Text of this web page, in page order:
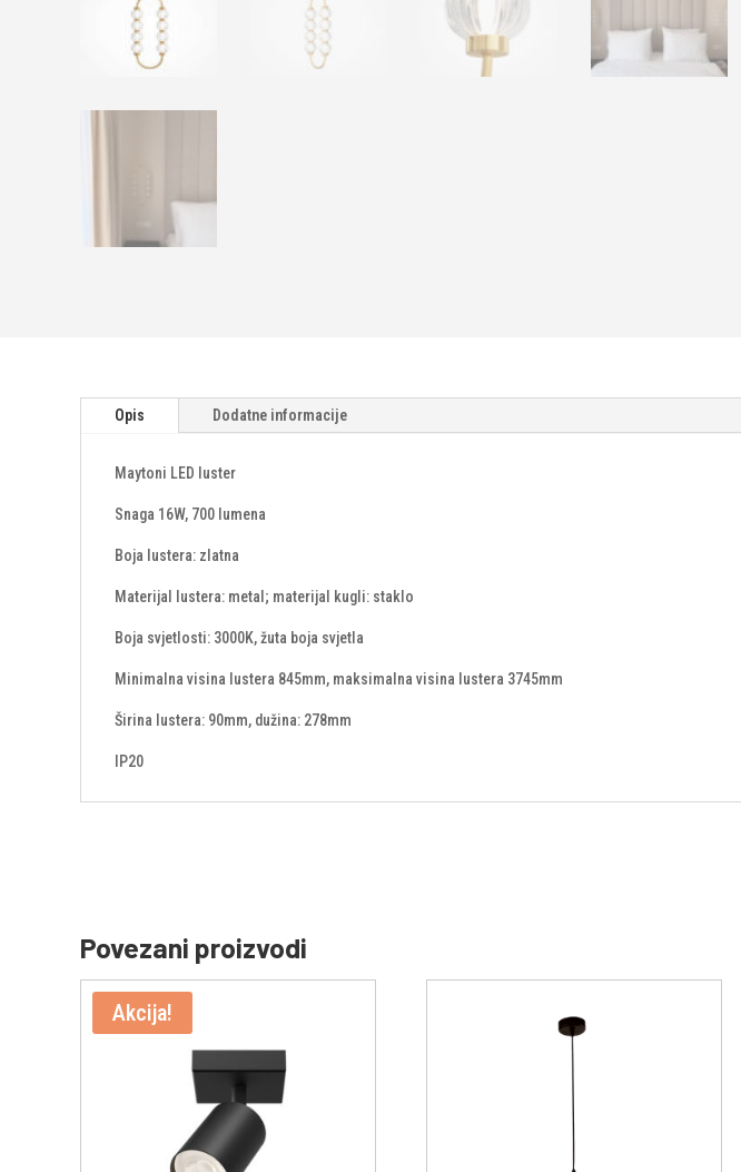
Opis Dodatne informacije
Maytoni LED luster
Snaga 16W, 700 lumena
Boja lustera: zlatna
Materijal lustera: metal; materijal kugli: staklo
Boja svjetlosti: 3000K, žuta boja svjetla
Minimalna visina lustera 845mm, maksimalna visina lustera 3745mm
Širina lustera: 90mm, dužina: 278mm
IP20
Povezani proizvodi
Akcija!